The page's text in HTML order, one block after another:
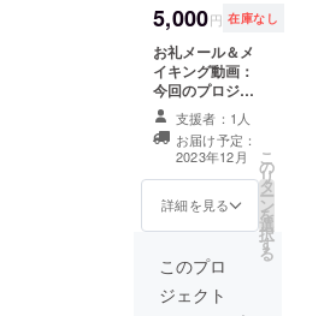
インスタ
レーション
的な制作ま
で、
身体・花・
空間を横断
した表現を
軸に活動し
ている。
実験的な表
現と商業的
5,000円 在庫なし
お礼メール＆メ
イキング動画：
今回のプロジェ
クトを応援して
くださいました
感謝のメールと
メイキング動画
を送らせて頂き
ます。メイキン
後、アプリにて
編集し、1,2分程
度の作品にして
支援者：1人
お届け予定：
2023年12月
詳細を見る
こ
の
リ
タ
ー
ン
を
選
択
す
る
このプロ
ジェクト